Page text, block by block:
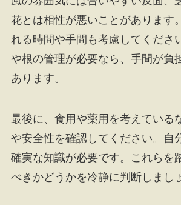
花とは相性が悪いことがあります
れる時間や手間も考慮してくださ
や根の管理が必要なら、手間が負
あります。
最後に、食用や薬用を考えている
や安全性を確認してください。自
確実な知識が必要です。これらを
べきかどうかを冷静に判断しまし